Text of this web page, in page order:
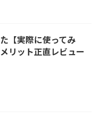
【実際に使ってみ
リット正直レビュー